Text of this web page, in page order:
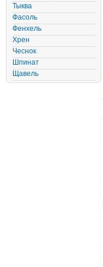
Тыква
Фасоль
Фенхель
Хрен
Чеснок
Шпинат
Щавель